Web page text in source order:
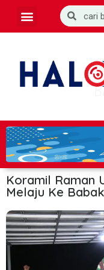
Koramil Raman
Melaju Ke